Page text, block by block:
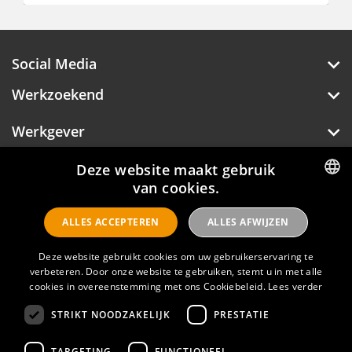
Social Media
Werkzoekend
Werkgever
Over Hotelprofessionals
Hotelprofessionals
FAQ
Privacyverklaring
Contact
DUTCH
ENGLISH
Deze website maakt gebruik
van cookies.
Deze website gebruikt cookies om uw gebruikerservaring te
verbeteren. Door onze website te gebruiken, stemt u in met alle
cookies in overeenstemming met ons Cookiebeleid. Lees verder
STRIKT NOODZAKELIJK PRESTATIE
ALLES ACCEPTEREN ALLES AFWIJZEN